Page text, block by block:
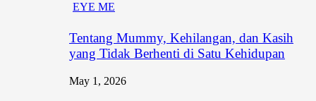
EYE ME
Tentang Mummy, Kehilangan, dan Kasih
yang Tidak Berhenti di Satu Kehidupan
May 1, 2026